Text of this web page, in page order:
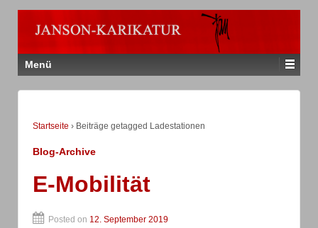
Menü
Startseite › Beiträge getagged Ladestationen
Blog-Archive
E-Mobilität
Posted on 12. September 2019